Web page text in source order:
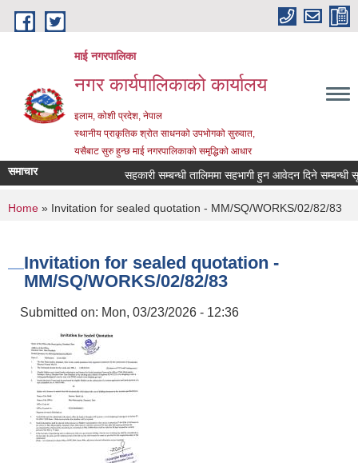
Skip to main content
माई नगरपालिका
नगर कार्यपालिकाको कार्यालय
इलाम, कोशी प्रदेश, नेपाल
स्थानीय प्राकृतिक श्रोत साधनको उपभोगको सुरुवात,
यसैबाट सुरु हुन्छ माई नगरपालिकाको समृद्धिको आधार
समाचार सहकारी सम्बन्धी तालिममा सहभागी हुन आवेदन दिने सम्बन्धी
You are here
Home » Invitation for sealed quotation - MM/SQ/WORKS/02/82/83
Invitation for sealed quotation -
MM/SQ/WORKS/02/82/83
Submitted on: Mon, 03/23/2026 - 12:36